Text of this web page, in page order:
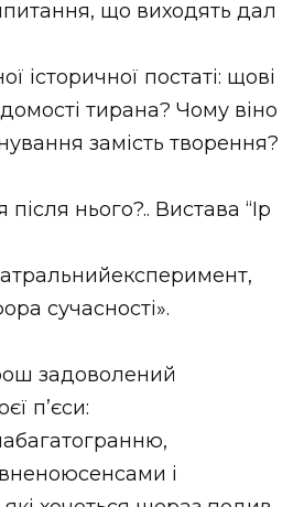
що виходять дал
історичної постаті: щові
тирана? Чому віно
замість творення?
нього?.. Вистава “Ір
сучасності».
задоволений
п’єси:
і